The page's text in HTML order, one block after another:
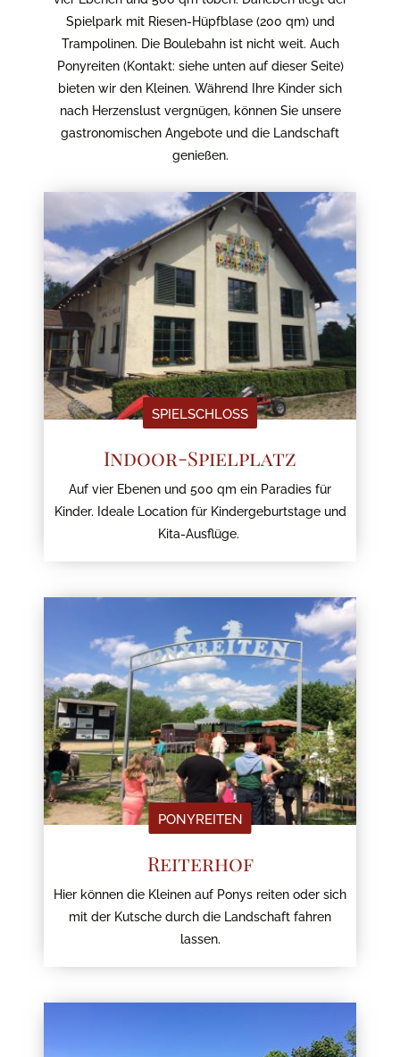
Spielpark mit Riesen-Hüpfblase (200 qm) und
Trampolinen. Die Boulebahn ist nicht weit. Auch
Ponyreiten (Kontakt: siehe unten auf dieser Seite)
bieten wir den Kleinen. Während Ihre Kinder sich
nach Herzenslust vergnügen, können Sie unsere
gastronomischen Angebote und die Landschaft
genießen.
SPIELSCHLOSS
Indoor-Spielplatz
Auf vier Ebenen und 500 qm ein Paradies für
Kinder. Ideale Location für Kindergeburtstage und
Kita-Ausflüge.
PONYREITEN
Reiterhof
Hier können die Kleinen auf Ponys reiten oder sich
mit der Kutsche durch die Landschaft fahren
lassen.